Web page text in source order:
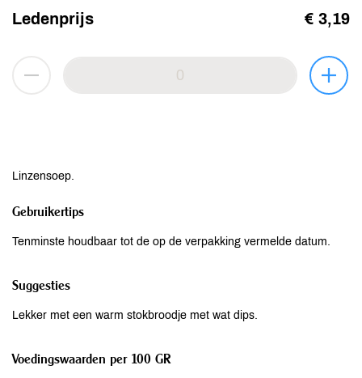
Ledenprijs € 3,19
Linzensoep.
Gebruikertips
Tenminste houdbaar tot de op de verpakking vermelde datum.
Suggesties
Lekker met een warm stokbroodje met wat dips.
Voedingswaarden per 100 GR